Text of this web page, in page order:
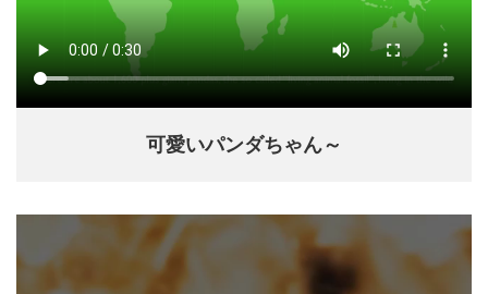
可愛いパンダちゃん～